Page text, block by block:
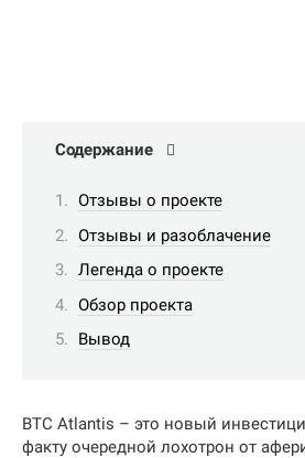
Содержание
Отзывы о проекте
Отзывы и разоблачение
Легенда о проекте
Обзор проекта
Вывод
BTC Atlantis – это новый
факту очередной лохотрон от